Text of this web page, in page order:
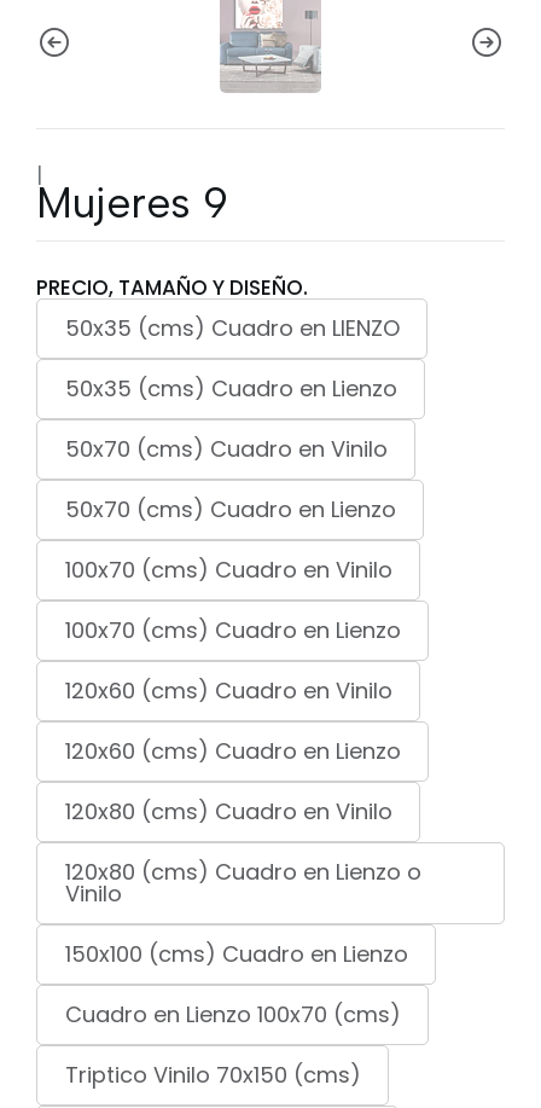
|
Mujeres 9
PRECIO, TAMAÑO Y DISEÑO.
50x35 (cms) Cuadro en LIENZO
50x35 (cms) Cuadro en Lienzo
50x70 (cms) Cuadro en Vinilo
50x70 (cms) Cuadro en Lienzo
100x70 (cms) Cuadro en Vinilo
100x70 (cms) Cuadro en Lienzo
120x60 (cms) Cuadro en Vinilo
120x60 (cms) Cuadro en Lienzo
120x80 (cms) Cuadro en Vinilo
120x80 (cms) Cuadro en Lienzo o
Vinilo
150x100 (cms) Cuadro en Lienzo
Cuadro en Lienzo 100x70 (cms)
Triptico Vinilo 70x150 (cms)